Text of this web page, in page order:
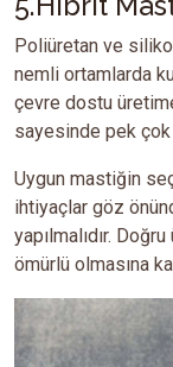
Poliüretan ve
nemli ortamlarda
çevre dostu
sayesinde pek çok
Uygun mastiğin
ihtiyaçlar göz
yapılmalıdır.
ömürlü olmasına